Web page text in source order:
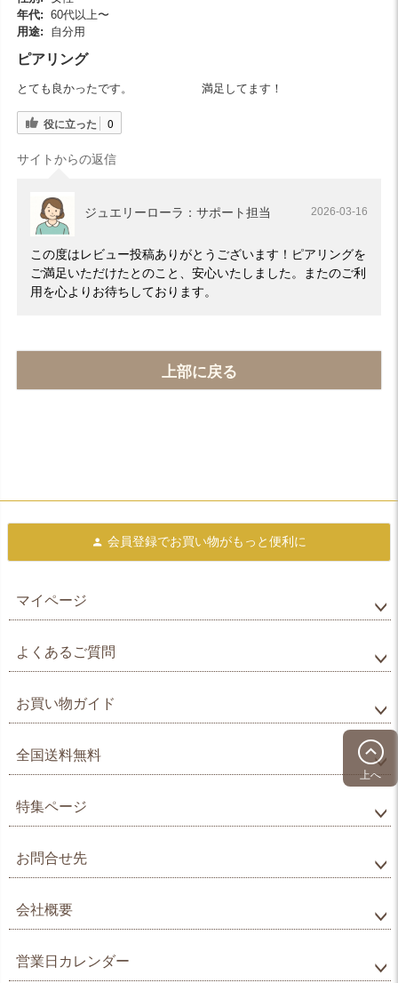
年代: 60代以上〜
用途:
自分用
ピアリング
とても良かったです。 満足してます！
役に立った 0
サイトからの返信
ジュエリーローラ：サポート担当 2026-03-16
この度はレビュー投稿ありがとうございます！ピアリングを
ご満足いただけたとのこと、安心いたしました。またのご利
用を心よりお待ちしております。
上部に戻る
上へ
会員登録でお買い物がもっと便利に
マイページ
よくあるご質問
お買い物ガイド
全国送料無料
特集ページ
お問合せ先
会社概要
営業日カレンダー